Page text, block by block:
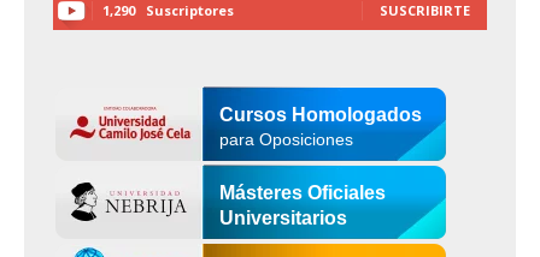
1,290 Suscriptores SUSCRIBIRTE
Cursos Homologados
para Oposiciones
Másteres Oficiales
Universitarios